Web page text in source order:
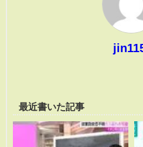
最近書いた記事